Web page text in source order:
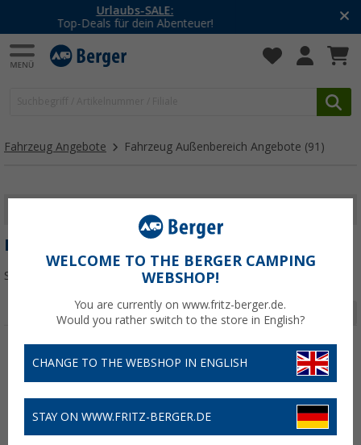
-20% auf Kleidung und Schuhe
Mit dem Aktionscode
Fahrzeug Angebote Fahrzeug Außenbereich Angebote (91)
FAHRZEUG AUSSENBEREICH ANGEBOTE
Sortieren:
Seite 1 von 4
% %
WELCOME TO THE BERGER CAMPING
WEBSHOP!
You are currently on www.fritz-berger.de.
Would you rather switch to the store in English?
CHANGE TO THE WEBSHOP IN ENGLISH
STAY ON WWW.FRITZ-BERGER.DE